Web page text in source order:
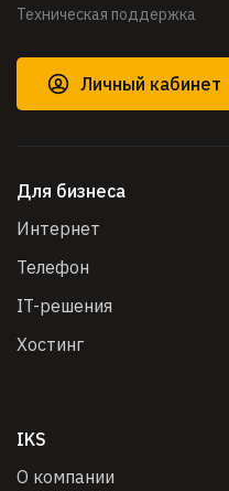
Техническая поддержка
Личный кабинет
Для бизнеса
Интернет
Телефон
IT-решения
Хостинг
IKS
О компании